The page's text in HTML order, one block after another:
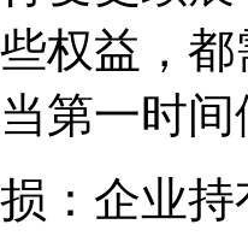
权益，
第一时
：企业